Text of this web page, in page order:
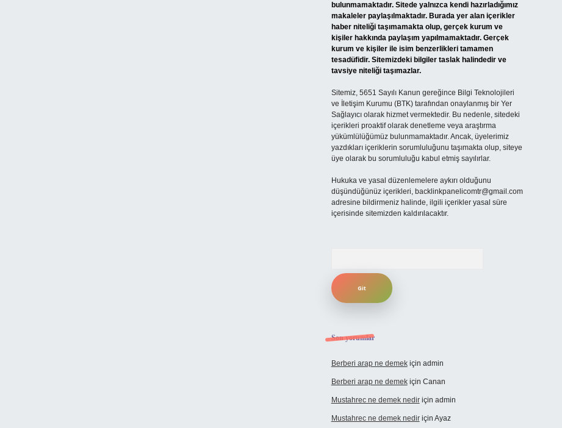
bulunmamaktadır. Sitede yalnızca kendi hazırladığımız
makaleler paylaşılmaktadır. Burada yer alan içerikler
haber niteliği taşımamakta olup, gerçek kurum ve
kişiler hakkında paylaşım yapılmamaktadır. Gerçek
kurum ve kişiler ile isim benzerlikleri tamamen
tesadüfidir. Sitemizdeki bilgiler taslak halindedir ve
tavsiye niteliği taşımazlar.
Sitemiz, 5651 Sayılı Kanun gereğince Bilgi Teknolojileri
ve İletişim Kurumu (BTK) tarafından onaylanmış bir Yer
Sağlayıcı olarak hizmet vermektedir. Bu nedenle, sitedeki
içerikleri proaktif olarak denetleme veya araştırma
yükümlülüğümüz bulunmamaktadır. Ancak, üyelerimiz
yazdıkları içeriklerin sorumluluğunu taşımakta olup, siteye
üye olarak bu sorumluluğu kabul etmiş sayılırlar.
Hukuka ve yasal düzenlemelere aykırı olduğunu
düşündüğünüz içerikleri, backlinkpanelicomtr@gmail.com
adresine bildirmeniz halinde, ilgili içerikler yasal süre
içerisinde sitemizden kaldırılacaktır.
Son yorumlar
Berberi arap ne demekiçin admin
Berberi arap ne demekiçin Canan
Mustahrec ne demek nediriçin admin
Mustahrec ne demek nediriçin Ayaz